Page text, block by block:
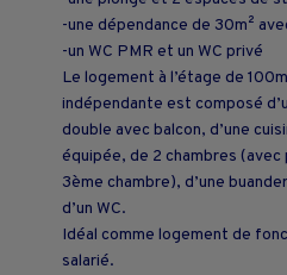
-une dépendance de 30m²
-un WC PMR et un WC privé
Le logement à l’étage de
indépendante est composé
double avec balcon, d’une
équipée, de 2 chambres
3ème chambre), d’une
d’un WC.
Idéal comme logement de
salarié.